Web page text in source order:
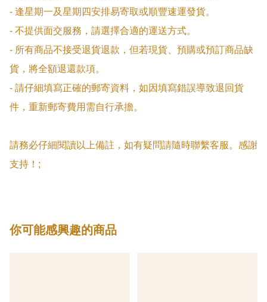
- 逢星期一及星期四安排易寄取或順豐速運發貨。
- 不提供面交服務，請選擇合適的運送方式。
- 所有商品不接受退貨退款，但若現貨、預購或預訂商品缺
貨，將全額退還款項。
- 請仔細填寫正確的郵寄資料，如因填寫錯誤導致退回貨
件，重新郵寄費用需自行承擔。
請務必仔細閱讀以上備註，如有疑問請隨時聯繫客服。感謝
支持！;
你可能感興趣的商品